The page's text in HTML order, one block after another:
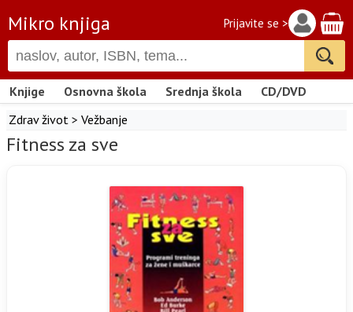
Mikro knjiga Prijavite se >
Knjige Osnovna škola Srednja škola
CD/DVD
Zdrav život > Vežbanje
Fitness za sve